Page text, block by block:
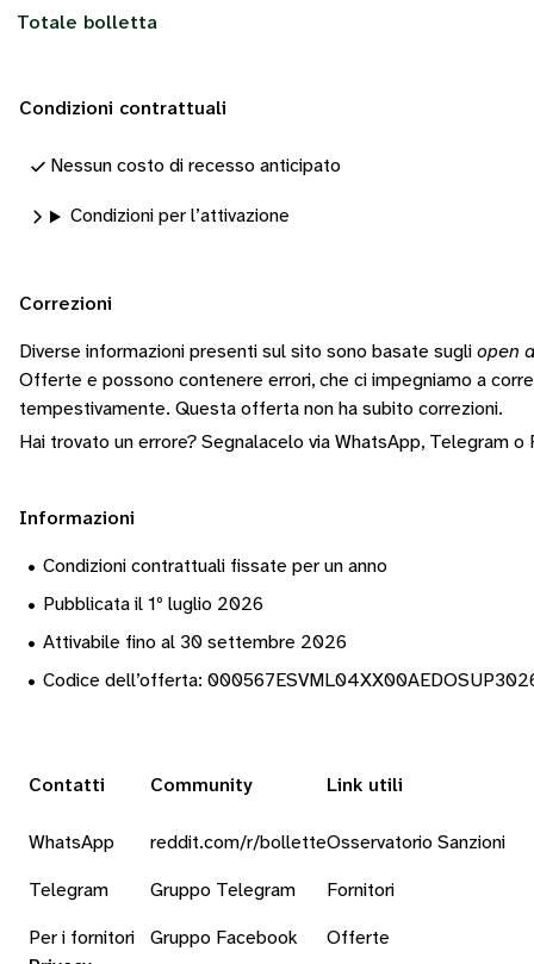
Totale bolletta
Condizioni contrattuali
Nessun costo di recesso anticipato
Condizioni per l’attivazione
Correzioni
Diverse informazioni presenti sul sito sono basate sugli open
Offerte e possono contenere errori, che ci impegniamo a
tempestivamente. Questa offerta non ha subito correzioni.
Hai trovato un errore? Segnalacelo via WhatsApp, Telegram o
Informazioni
• Condizioni contrattuali fissate per un anno
• Pubblicata il 1º luglio 2026
• Attivabile fino al 30 settembre 2026
• Codice dell’offerta:
Contatti
WhatsApp
Telegram
Per i fornitori
Community
reddit.com/r/bollette
Gruppo Telegram
Gruppo Facebook
Link utili
Osservatorio Sanzioni
Fornitori
Offerte